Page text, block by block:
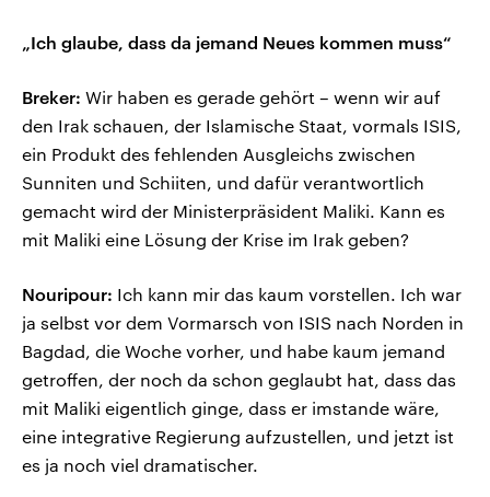
„Ich glaube, dass da jemand Neues kommen muss“
Breker: Wir haben es gerade gehört – wenn wir auf
den Irak schauen, der Islamische Staat, vormals ISIS,
ein Produkt des fehlenden Ausgleichs zwischen
Sunniten und Schiiten, und dafür verantwortlich
gemacht wird der Ministerpräsident Maliki. Kann es
mit Maliki eine Lösung der Krise im Irak geben?
Nouripour: Ich kann mir das kaum vorstellen. Ich war
ja selbst vor dem Vormarsch von ISIS nach Norden in
Bagdad, die Woche vorher, und habe kaum jemand
getroffen, der noch da schon geglaubt hat, dass das
mit Maliki eigentlich ginge, dass er imstande wäre,
eine integrative Regierung aufzustellen, und jetzt ist
es ja noch viel dramatischer.